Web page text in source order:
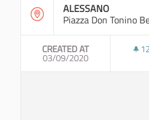
ALESSANO
Piazza Don Tonino
CREATED AT
03/09/2020